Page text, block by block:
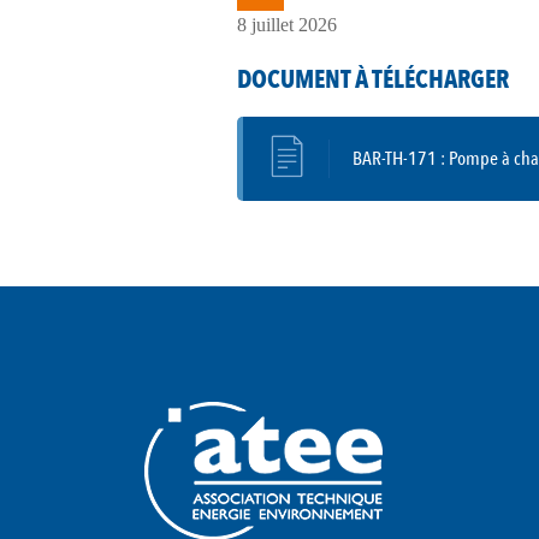
8 juillet 2026
DOCUMENT À TÉLÉCHARGER
BAR-TH-171 : Pompe à